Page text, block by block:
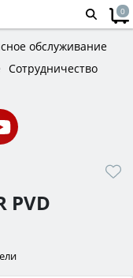
0
обслуживание
Сотрудничество
PVD